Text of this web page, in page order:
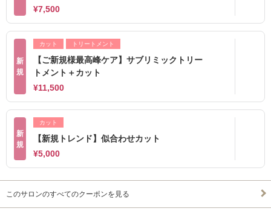
¥7,500
新
規
カット トリートメント
【ご新規様最高峰ケア】サブリミックトリー
トメント＋カット
¥11,500
新
規
カット
【新規トレンド】似合わせカット
¥5,000
このサロンのすべてのクーポンを見る